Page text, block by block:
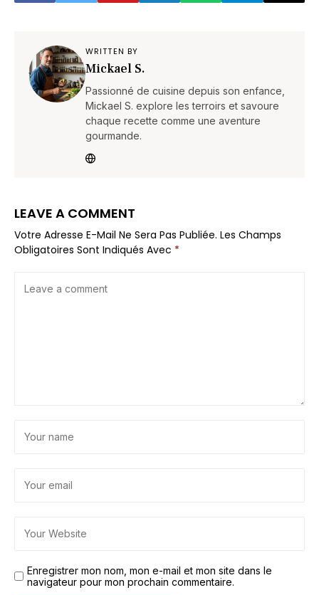
WRITTEN BY
Mickael S.
Passionné de cuisine depuis son enfance,
Mickael S. explore les terroirs et savoure
chaque recette comme une aventure
gourmande.
LEAVE A COMMENT
Votre Adresse E-Mail Ne Sera Pas Publiée. Les Champs
Obligatoires Sont Indiqués Avec *
Enregistrer mon nom, mon e-mail et mon site dans le
navigateur pour mon prochain commentaire.